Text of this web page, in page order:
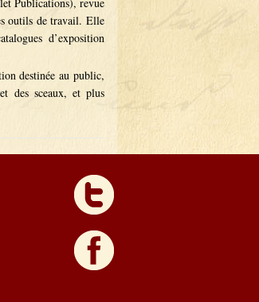
outils de travail. Elle
d’exposition
destinée au public,
des sceaux, et plus